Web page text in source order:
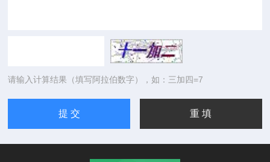
请输入计算结果（填写阿拉伯数字），如：三加四=7